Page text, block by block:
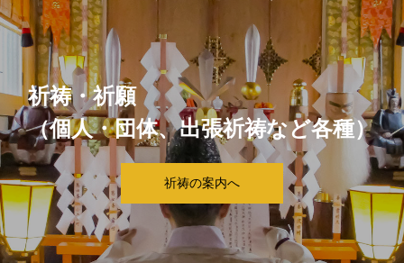
祈祷・祈願
（個人・団体、出張祈祷など各種）
祈祷の案内へ